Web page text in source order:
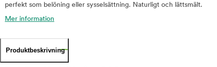
perfekt som belöning eller sysselsättning. Naturligt och lättsmält.
Mer information
Produktbeskrivning